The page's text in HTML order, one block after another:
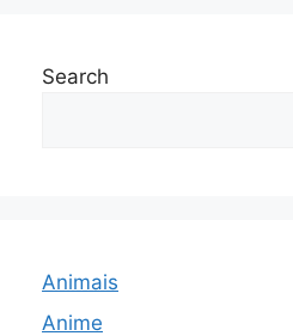
Search
Animais
Anime